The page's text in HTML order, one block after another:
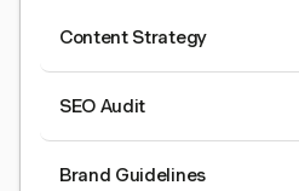
Content Strategy
SEO Audit
Brand Guidelines